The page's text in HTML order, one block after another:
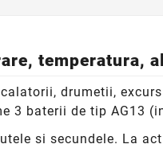
temperatura,
drumetii,
3 baterii de tip AG13
si secundele. La